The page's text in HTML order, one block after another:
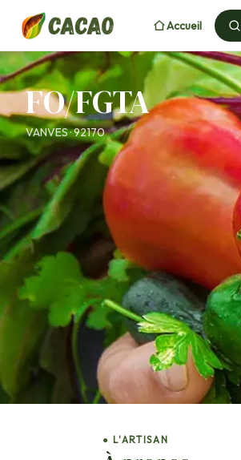
Accueil
FO/FGTA
VANVES · 92170
● L'ARTISAN